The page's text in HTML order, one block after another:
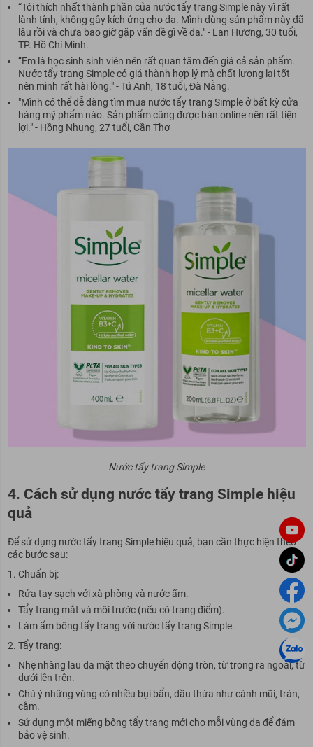
“Tôi thích nhất thành phần của nước tẩy trang Simple này vì rất
lành tính, không gây kích ứng cho da. Mình dùng sản phẩm này đã
lâu rồi và chưa bao giờ gặp vấn đề gì về da." - Lan Hương, 30 tuổi,
TP. Hồ Chí Minh.
“Em là học sinh sinh viên nên rất quan tâm đến giá cả sản phẩm.
Nước tẩy trang Simple có giá thành hợp lý mà chất lượng lại tốt
nên mình rất hài lòng." - Tú Anh, 18 tuổi, Đà Nẵng.
"Mình có thể dễ dàng tìm mua nước tẩy trang Simple ở bất kỳ cửa
hàng mỹ phẩm nào. Sản phẩm cũng được bán online nên rất tiện
lợi." - Hồng Nhung, 27 tuổi, Cần Thơ
Nước tẩy trang Simple
4. Cách sử dụng nước tẩy trang Simple hiệu
quả
Để sử dụng nước tẩy trang Simple hiệu quả, bạn cần thực hiện theo
các bước sau:
Chuẩn bị:
Rửa tay sạch với xà phòng và nước ấm.
Tẩy trang mắt và môi trước (nếu có trang điểm).
Làm ẩm bông tẩy trang với nước tẩy trang Simple.
Tẩy trang:
Nhẹ nhàng lau da mặt theo chuyển động tròn, từ trong ra ngoài, từ
dưới lên trên.
Chú ý những vùng có nhiều bụi bẩn, dầu thừa như cánh mũi, trán,
cằm.
Sử dụng một miếng bông tẩy trang mới cho mỗi vùng da để đảm
bảo vệ sinh.